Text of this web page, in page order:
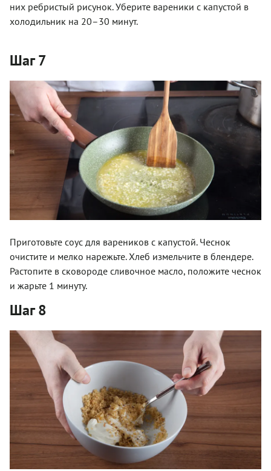
них ребристый рисунок. Уберите вареники с капустой в
холодильник на 20–30 минут.
Шаг 7
Приготовьте соус для вареников с капустой. Чеснок
очистите и мелко нарежьте. Хлеб измельчите в блендере.
Растопите в сковороде сливочное масло, положите чеснок
и жарьте 1 минуту.
Шаг 8